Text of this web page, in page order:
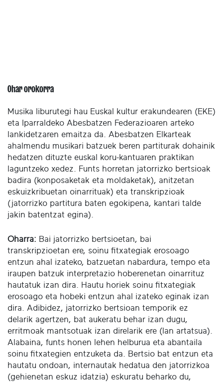
Ohar orokorra
Musika liburutegi hau Euskal kultur erakundearen (EKE)
eta Iparraldeko Abesbatzen Federazioaren arteko
lankidetzaren emaitza da. Abesbatzen Elkarteak
ahalmendu musikari batzuek beren partiturak dohainik
hedatzen dituzte euskal koru-kantuaren praktikan
laguntzeko xedez. Funts horretan jatorrizko bertsioak
badira (konposaketak eta moldaketak), anitzetan
eskuizkribuetan oinarrituak) eta transkripzioak
(jatorrizko partitura baten egokipena, kantari talde
jakin batentzat egina).
Oharra: Bai jatorrizko bertsioetan, bai
transkripzioetan ere, soinu fitxategiak erosoago
entzun ahal izateko, batzuetan nabardura, tempo eta
iraupen batzuk interpretazio hoberenetan oinarrituz
hautatuk izan dira. Hautu horiek soinu fitxategiak
erosoago eta hobeki entzun ahal izateko eginak izan
dira. Adibidez, jatorrizko bertsioan temporik ez
delarik agertzen, bat aukeratu behar izan dugu,
erritmoak mantsotuak izan direlarik ere (lan artatsua).
Alabaina, funts honen lehen helburua eta abantaila
soinu fitxategien entzuketa da. Bertsio bat entzun eta
hautatu ondoan, internautak hedatua den jatorrizkoa
(gehienetan eskuz idatzia) eskuratu beharko du,